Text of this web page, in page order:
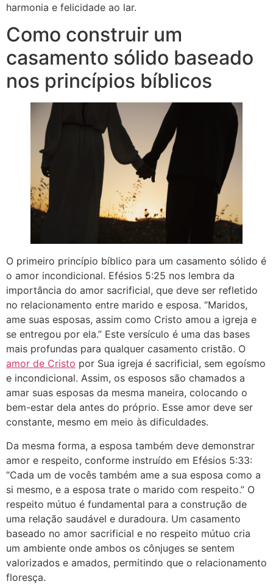
harmonia e felicidade ao lar.
Como construir um
casamento sólido baseado
nos princípios bíblicos
O primeiro princípio bíblico para um casamento sólido é
o amor incondicional. Efésios 5:25 nos lembra da
importância do amor sacrificial, que deve ser refletido
no relacionamento entre marido e esposa. “Maridos,
ame suas esposas, assim como Cristo amou a igreja e
se entregou por ela.” Este versículo é uma das bases
mais profundas para qualquer casamento cristão. O
amor de Cristo por Sua igreja é sacrificial, sem egoísmo
e incondicional. Assim, os esposos são chamados a
amar suas esposas da mesma maneira, colocando o
bem-estar dela antes do próprio. Esse amor deve ser
constante, mesmo em meio às dificuldades.
Da mesma forma, a esposa também deve demonstrar
amor e respeito, conforme instruído em Efésios 5:33:
“Cada um de vocês também ame a sua esposa como a
si mesmo, e a esposa trate o marido com respeito.” O
respeito mútuo é fundamental para a construção de
uma relação saudável e duradoura. Um casamento
baseado no amor sacrificial e no respeito mútuo cria
um ambiente onde ambos os cônjuges se sentem
valorizados e amados, permitindo que o relacionamento
floresça.